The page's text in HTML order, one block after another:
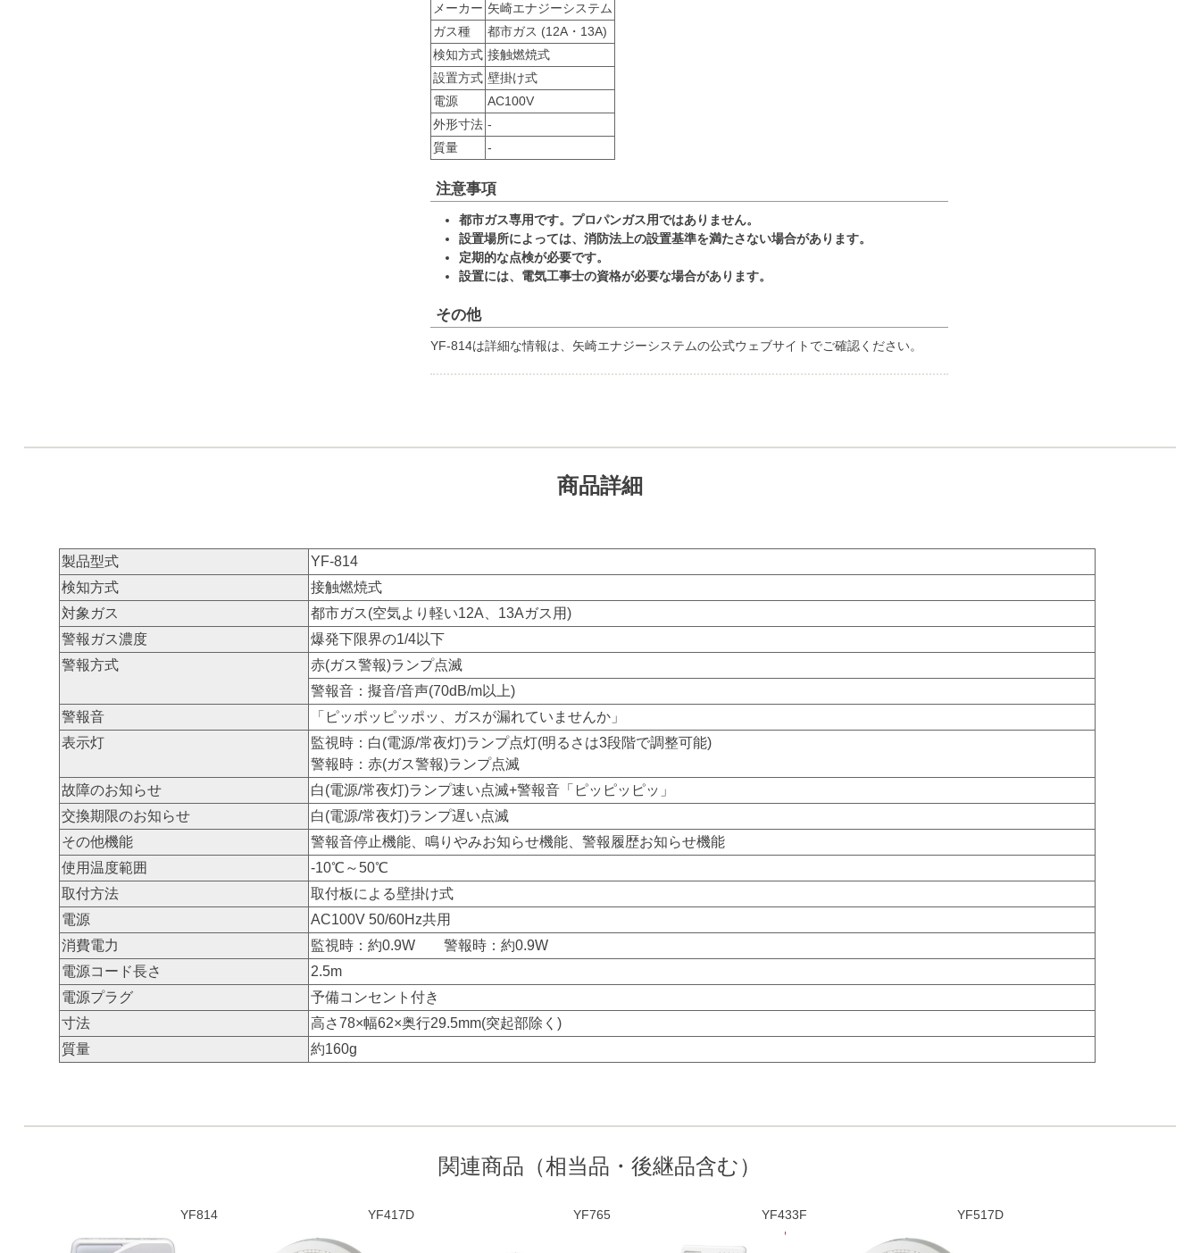
メーカー 矢崎エナジーシステム
ガス種
都市ガス (12A・13A)
検知方式 接触燃焼式
設置方式 壁掛け式
電源
AC100V
外形寸法 -
質量
-
注意事項
都市ガス専用です。プロパンガス用ではありません。
設置場所によっては、消防法上の設置基準を満たさない場合があります。
定期的な点検が必要です。
設置には、電気工事士の資格が必要な場合があります。
その他
YF-814は詳細な情報は、矢崎エナジーシステムの公式ウェブサイトでご確認ください。
商品詳細
製品型式
YF-814
検知方式
接触燃焼式
対象ガス
都市ガス(空気より軽い12A、13Aガス用)
警報ガス濃度
爆発下限界の1/4以下
警報方式
赤(ガス警報)ランプ点滅
警報音：擬音/音声(70dB/m以上)
警報音
「ピッポッピッポッ、ガスが漏れていませんか」
表示灯
監視時：白(電源/常夜灯)ランプ点灯(明るさは3段階で調整可能)
警報時：赤(ガス警報)ランプ点滅
故障のお知らせ
白(電源/常夜灯)ランプ速い点滅+警報音「ピッピッピッ」
交換期限のお知らせ
白(電源/常夜灯)ランプ遅い点滅
その他機能
警報音停止機能、鳴りやみお知らせ機能、警報履歴お知らせ機能
使用温度範囲
-10℃～50℃
取付方法
取付板による壁掛け式
電源
AC100V 50/60Hz共用
消費電力
監視時：約0.9W 警報時：約0.9W
電源コード長さ
2.5m
電源プラグ
予備コンセント付き
寸法
高さ78×幅62×奥行29.5mm(突起部除く)
質量
約160g
関連商品（相当品・後継品含む）
YF814 YF417D YF765 YF433F YF517D